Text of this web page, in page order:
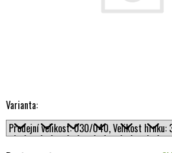
Varianta: